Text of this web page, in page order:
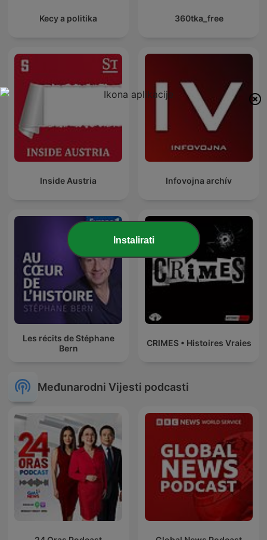
Kecy a politika 360tka_free
Inside Austria Infovojna archív
Les récits de Stéphane
Bern
CRIMES • Histoires Vraies
Međunarodni Vijesti podcasti
Instalirati